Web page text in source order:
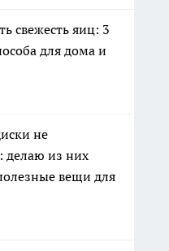
свежесть яиц: 3
для дома и
не
делаю из них
вещи для